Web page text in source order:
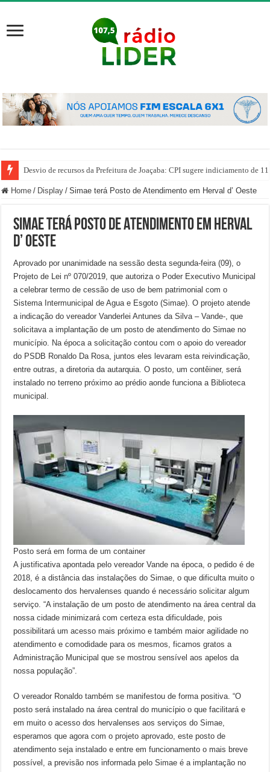
Desvio de recursos da Prefeitura de Joaçaba: CPI sugere indiciamento de 11
Home / Display / Simae terá Posto de Atendimento em Herval d’ Oeste
Simae terá Posto de Atendimento em Herval
d’ Oeste
Aprovado por unanimidade na sessão desta segunda-feira (09), o
Projeto de Lei nº 070/2019, que autoriza o Poder Executivo Municipal
a celebrar termo de cessão de uso de bem patrimonial com o
Sistema Intermunicipal de Agua e Esgoto (Simae). O projeto atende
a indicação do vereador Vanderlei Antunes da Silva – Vande-, que
solicitava a implantação de um posto de atendimento do Simae no
município. Na época a solicitação contou com o apoio do vereador
do PSDB Ronaldo Da Rosa, juntos eles levaram esta reivindicação,
entre outras, a diretoria da autarquia. O posto, um contêiner, será
instalado no terreno próximo ao prédio aonde funciona a Biblioteca
municipal.
Posto será em forma de um container
A justificativa apontada pelo vereador Vande na época, o pedido é de
2018, é a distância das instalações do Simae, o que dificulta muito o
deslocamento dos hervalenses quando é necessário solicitar algum
serviço. “A instalação de um posto de atendimento na área central da
nossa cidade minimizará com certeza esta dificuldade, pois
possibilitará um acesso mais próximo e também maior agilidade no
atendimento e comodidade para os mesmos, ficamos gratos a
Administração Municipal que se mostrou sensível aos apelos da
nossa população”.
O vereador Ronaldo também se manifestou de forma positiva. “O
posto será instalado na área central do município o que facilitará e
em muito o acesso dos hervalenses aos serviços do Simae,
esperamos que agora com o projeto aprovado, este posto de
atendimento seja instalado e entre em funcionamento o mais breve
possível, a previsão nos informada pelo Simae é a implantação no